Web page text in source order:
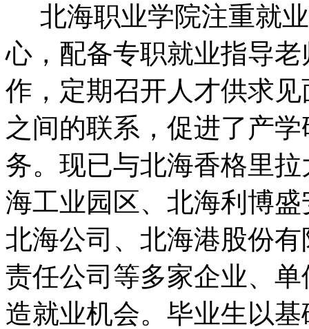
北海职业学院注重就
心，配备专职就业指导
作，定期召开人才供求
之间的联系，促进了产
务。现已与北海香格里
海工业园区、北海利博
北海公司、北海港股份
责任公司等多家企业、
造就业机会。毕业生以